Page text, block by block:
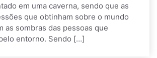
em uma caverna, sendo que as
que obtinham sobre o mundo
as sombras das pessoas que
entorno. Sendo […]